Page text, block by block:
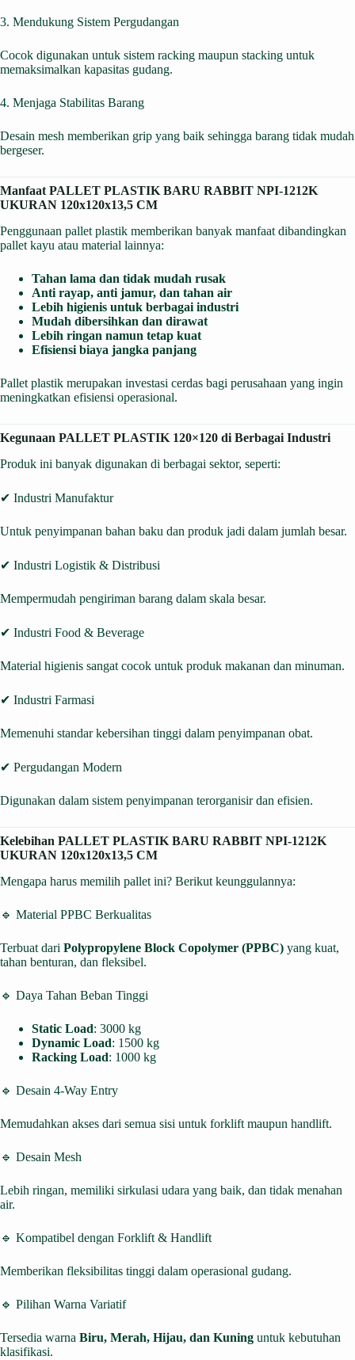
3. Mendukung Sistem Pergudangan
Cocok digunakan untuk sistem racking maupun stacking untuk
memaksimalkan kapasitas gudang.
4. Menjaga Stabilitas Barang
Desain mesh memberikan grip yang baik sehingga barang tidak mudah
bergeser.
Manfaat PALLET PLASTIK BARU RABBIT NPI-1212K
UKURAN 120x120x13,5 CM
Penggunaan pallet plastik memberikan banyak manfaat dibandingkan
pallet kayu atau material lainnya:
Tahan lama dan tidak mudah rusak
Anti rayap, anti jamur, dan tahan air
Lebih higienis untuk berbagai industri
Mudah dibersihkan dan dirawat
Lebih ringan namun tetap kuat
Efisiensi biaya jangka panjang
Pallet plastik merupakan investasi cerdas bagi perusahaan yang ingin
meningkatkan efisiensi operasional.
Kegunaan PALLET PLASTIK 120×120 di Berbagai Industri
Produk ini banyak digunakan di berbagai sektor, seperti:
✔ Industri Manufaktur
Untuk penyimpanan bahan baku dan produk jadi dalam jumlah besar.
✔ Industri Logistik & Distribusi
Mempermudah pengiriman barang dalam skala besar.
✔ Industri Food & Beverage
Material higienis sangat cocok untuk produk makanan dan minuman.
✔ Industri Farmasi
Memenuhi standar kebersihan tinggi dalam penyimpanan obat.
✔ Pergudangan Modern
Digunakan dalam sistem penyimpanan terorganisir dan efisien.
Kelebihan PALLET PLASTIK BARU RABBIT NPI-1212K
UKURAN 120x120x13,5 CM
Mengapa harus memilih pallet ini? Berikut keunggulannya:
🔹 Material PPBC Berkualitas
Terbuat dari Polypropylene Block Copolymer (PPBC) yang kuat,
tahan benturan, dan fleksibel.
🔹 Daya Tahan Beban Tinggi
Static Load: 3000 kg
Dynamic Load: 1500 kg
Racking Load: 1000 kg
🔹 Desain 4-Way Entry
Memudahkan akses dari semua sisi untuk forklift maupun handlift.
🔹 Desain Mesh
Lebih ringan, memiliki sirkulasi udara yang baik, dan tidak menahan
air.
🔹 Kompatibel dengan Forklift & Handlift
Memberikan fleksibilitas tinggi dalam operasional gudang.
🔹 Pilihan Warna Variatif
Tersedia warna Biru, Merah, Hijau, dan Kuning untuk kebutuhan
klasifikasi.